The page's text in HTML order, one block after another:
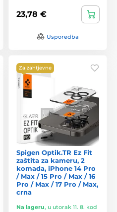
23,78 €
Usporedba
Za zahtjevne
Spigen Optik.TR Ez Fit
zaštita za kameru, 2
komada, iPhone 14 Pro
/ Max / 15 Pro / Max / 16
Pro / Max / 17 Pro / Max,
crna
Na lageru, u utorak 11. 8. kod